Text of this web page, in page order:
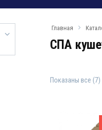
Главная
СПА
Показаны все (7)